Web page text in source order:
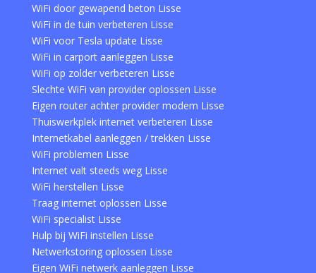
WiFi door gewapend beton Lisse
WiFi in de tuin verbeteren Lisse
WiFi voor Tesla update Lisse
WiFi in carport aanleggen Lisse
WiFi op zolder verbeteren Lisse
Slechte WiFi van provider oplossen Lisse
Eigen router achter provider modem Lisse
Thuiswerkplek internet verbeteren Lisse
Internetkabel aanleggen / trekken Lisse
WiFi problemen Lisse
Internet valt steeds weg Lisse
WiFi herstellen Lisse
Traag internet oplossen Lisse
WiFi specialist Lisse
Hulp bij WiFi instellen Lisse
Netwerkstoring oplossen Lisse
Eigen WiFi netwerk aanleggen Lisse